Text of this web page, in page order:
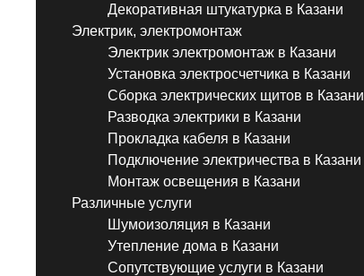
Декоративная штукатурка в Казани
Электрик, электромонтаж
Электрик электромонтаж в Казани
Установка электросчетчика в Казани
Сборка электрических щитов в Казани
Разводка электрики в Казани
Прокладка кабеля в Казани
Подключение электричества в Казани
Монтаж освещения в Казани
Различные услуги
Шумоизоляция в Казани
Утепление дома в Казани
Сопутствующие услуги в Казани